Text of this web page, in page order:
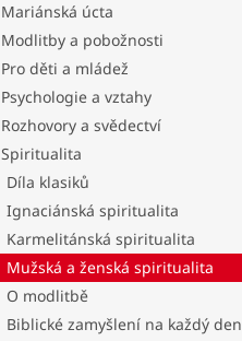
Mariánská úcta
Modlitby a pobožnosti
Pro děti a mládež
Psychologie a vztahy
Rozhovory a svědectví
Spiritualita
Díla klasiků
Ignaciánská spiritualita
Karmelitánská spiritualita
Mužská a ženská spiritualita
O modlitbě
Biblické zamyšlení na každý den